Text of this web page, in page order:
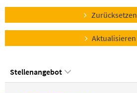
Zurücksetzen
Aktualisieren
Stellenangebot